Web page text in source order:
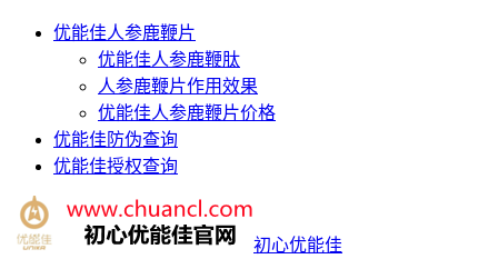
优能佳人参鹿鞭片
优能佳人参鹿鞭肽
人参鹿鞭片作用效果
优能佳人参鹿鞭片价格
优能佳防伪查询
优能佳授权查询
初心优能佳